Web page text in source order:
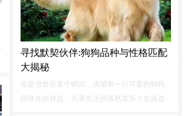
寻找默契伙伴:狗狗品种与性格匹配
大揭秘
你是否曾在某个瞬间，渴望有一只可爱的狗狗
陪伴在你身边，共享生活的喜怒哀乐？在挑选